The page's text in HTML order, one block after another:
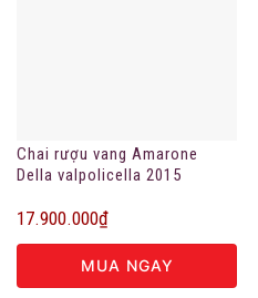
Chai rượu vang Amarone
Della valpolicella 2015
17.900.000₫
MUA NGAY